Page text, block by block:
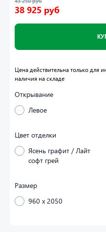
38 925 руб
Открывание
Левое
Цвет отделки
Ясень графит / Лайт
софт грей
Размер
960 x 2050
Цена действительна только для
наличия на складе